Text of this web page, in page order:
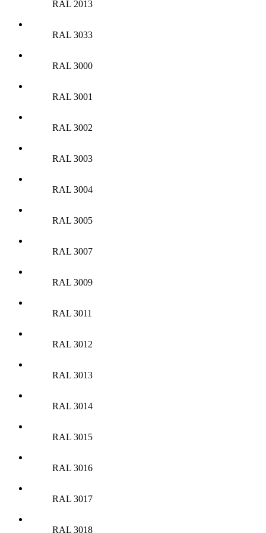
RAL 2013
RAL 3033
RAL 3000
RAL 3001
RAL 3002
RAL 3003
RAL 3004
RAL 3005
RAL 3007
RAL 3009
RAL 3011
RAL 3012
RAL 3013
RAL 3014
RAL 3015
RAL 3016
RAL 3017
RAL 3018